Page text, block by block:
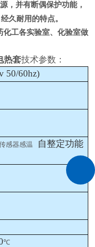
，并有断偶保护功能，
久耐用的特点。
化工各实验室、化验室做
热套技术参数：
50/60hz)
感器感温 自整定功能
℃